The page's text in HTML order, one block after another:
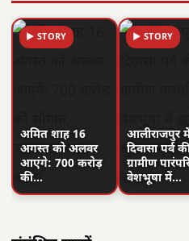
▶ STORY
अमित शाह 16
अगस्त को अलवर
आएंगे: 700 करोड़
की…
▶ STORY
आलीराजपुर
दिवासा पर्व
ग्रामीण
वेशभूषा में…